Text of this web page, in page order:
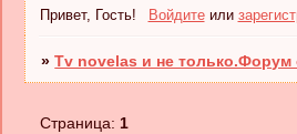
Привет, Гость! Войдитеили
»Tv novelas и не только.Форум
Страница:1